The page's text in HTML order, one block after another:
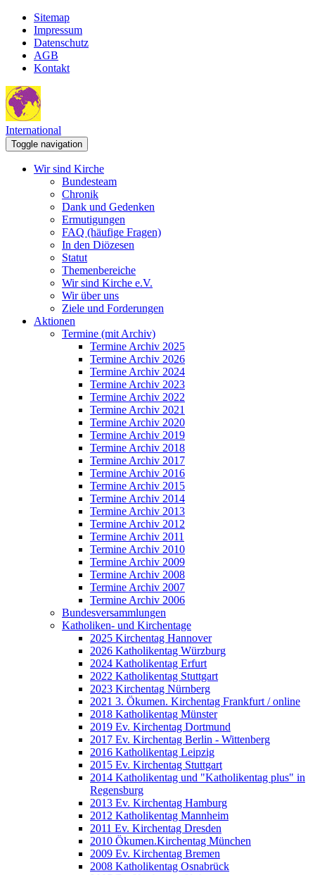
Sitemap
Impressum
Datenschutz
AGB
Kontakt
International
Toggle navigation
Wir sind Kirche
Bundesteam
Chronik
Dank und Gedenken
Ermutigungen
FAQ (häufige Fragen)
In den Diözesen
Statut
Themenbereiche
Wir sind Kirche e.V.
Wir über uns
Ziele und Forderungen
Aktionen
Termine (mit Archiv)
Termine Archiv 2025
Termine Archiv 2026
Termine Archiv 2024
Termine Archiv 2023
Termine Archiv 2022
Termine Archiv 2021
Termine Archiv 2020
Termine Archiv 2019
Termine Archiv 2018
Termine Archiv 2017
Termine Archiv 2016
Termine Archiv 2015
Termine Archiv 2014
Termine Archiv 2013
Termine Archiv 2012
Termine Archiv 2011
Termine Archiv 2010
Termine Archiv 2009
Termine Archiv 2008
Termine Archiv 2007
Termine Archiv 2006
Bundesversammlungen
Katholiken- und Kirchentage
2025 Kirchentag Hannover
2026 Katholikentag Würzburg
2024 Katholikentag Erfurt
2022 Katholikentag Stuttgart
2023 Kirchentag Nürnberg
2021 3. Ökumen. Kirchentag Frankfurt / online
2018 Katholikentag Münster
2019 Ev. Kirchentag Dortmund
2017 Ev. Kirchentag Berlin - Wittenberg
2016 Katholikentag Leipzig
2015 Ev. Kirchentag Stuttgart
2014 Katholikentag und "Katholikentag plus" in
Regensburg
2013 Ev. Kirchentag Hamburg
2012 Katholikentag Mannheim
2011 Ev. Kirchentag Dresden
2010 Ökumen.Kirchentag München
2009 Ev. Kirchentag Bremen
2008 Katholikentag Osnabrück